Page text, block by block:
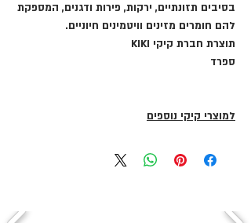
בסיבים תזונתיים, ירקות, פירות ודגנים, המספקת
להם חומרים מזינים וויטמינים חיוניים.
תוצרת חברת קיקי KIKI
ספרד
למוצרי קיקי נוספים